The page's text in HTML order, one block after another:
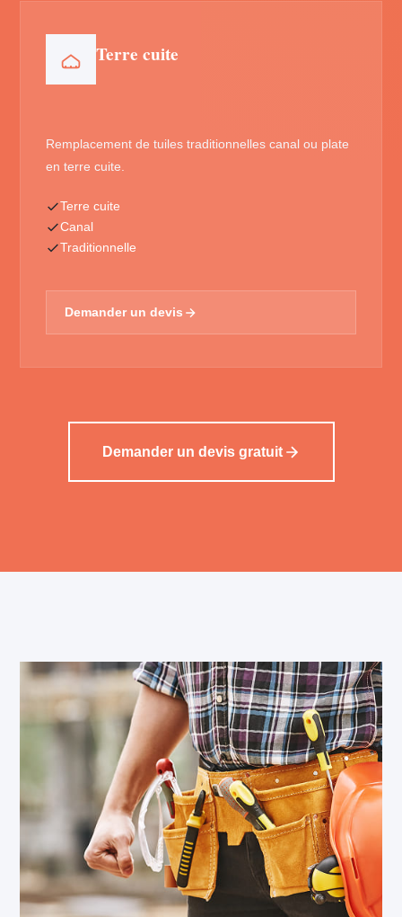
Terre cuite
Remplacement de tuiles traditionnelles canal ou plate
en terre cuite.
Terre cuite
Canal
Traditionnelle
Demander un devis
Demander un devis gratuit